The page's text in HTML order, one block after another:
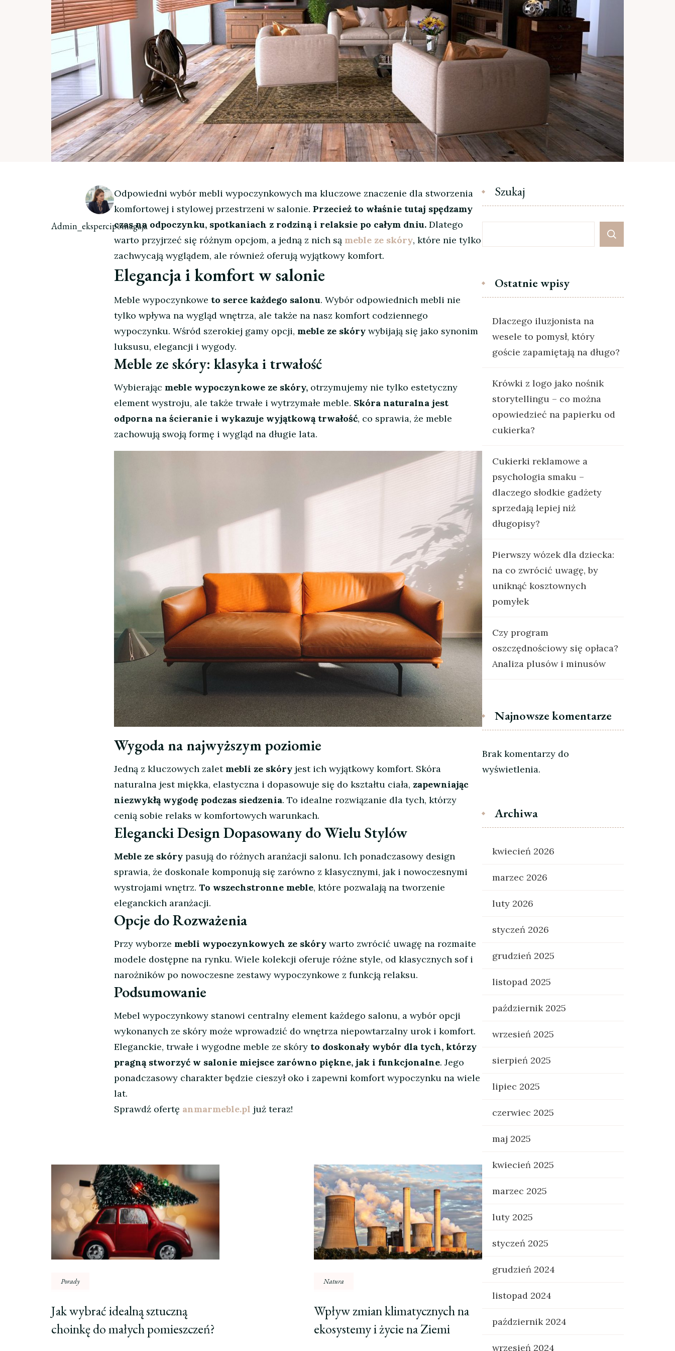
Admin_ekspercipomagaja
Odpowiedni wybór mebli wypoczynkowych ma kluczowe znaczenie dla stworzenia
komfortowej i stylowej przestrzeni w salonie. Przecież to właśnie tutaj spędzamy
czas na odpoczynku, spotkaniach z rodziną i relaksie po całym dniu. Dlatego
warto przyjrzeć się różnym opcjom, a jedną z nich są meble ze skóry, które nie tylko
zachwycają wyglądem, ale również oferują wyjątkowy komfort.
Elegancja i komfort w salonie
Meble wypoczynkowe to serce każdego salonu. Wybór odpowiednich mebli nie
tylko wpływa na wygląd wnętrza, ale także na nasz komfort codziennego
wypoczynku. Wśród szerokiej gamy opcji, meble ze skóry wybijają się jako synonim
luksusu, elegancji i wygody.
Meble ze skóry: klasyka i trwałość
Wybierając meble wypoczynkowe ze skóry, otrzymujemy nie tylko estetyczny
element wystroju, ale także trwałe i wytrzymałe meble. Skóra naturalna jest
odporna na ścieranie i wykazuje wyjątkową trwałość, co sprawia, że meble
zachowują swoją formę i wygląd na długie lata.
Wygoda na najwyższym poziomie
Jedną z kluczowych zalet mebli ze skóry jest ich wyjątkowy komfort. Skóra
naturalna jest miękka, elastyczna i dopasowuje się do kształtu ciała, zapewniając
niezwykłą wygodę podczas siedzenia. To idealne rozwiązanie dla tych, którzy
cenią sobie relaks w komfortowych warunkach.
Elegancki Design Dopasowany do Wielu Stylów
Meble ze skóry pasują do różnych aranżacji salonu. Ich ponadczasowy design
sprawia, że doskonale komponują się zarówno z klasycznymi, jak i nowoczesnymi
wystrojami wnętrz. To wszechstronne meble, które pozwalają na tworzenie
eleganckich aranżacji.
Opcje do Rozważenia
Przy wyborze mebli wypoczynkowych ze skóry warto zwrócić uwagę na rozmaite
modele dostępne na rynku. Wiele kolekcji oferuje różne style, od klasycznych sof i
narożników po nowoczesne zestawy wypoczynkowe z funkcją relaksu.
Podsumowanie
Mebel wypoczynkowy stanowi centralny element każdego salonu, a wybór opcji
wykonanych ze skóry może wprowadzić do wnętrza niepowtarzalny urok i komfort.
Eleganckie, trwałe i wygodne meble ze skóry to doskonały wybór dla tych, którzy
pragną stworzyć w salonie miejsce zarówno piękne, jak i funkcjonalne. Jego
ponadczasowy charakter będzie cieszył oko i zapewni komfort wypoczynku na wiele
lat.
Sprawdź ofertę anmarmeble.pl już teraz!
Nawigacja
wpisu
Porady
Jak wybrać idealną sztuczną
choinkę do małych pomieszczeń?
Natura
Wpływ zmian klimatycznych na
ekosystemy i życie na Ziemi
Szukaj
Ostatnie wpisy
Dlaczego iluzjonista na
wesele to pomysł, który
goście zapamiętają na długo?
Krówki z logo jako nośnik
storytellingu – co można
opowiedzieć na papierku od
cukierka?
Cukierki reklamowe a
psychologia smaku –
dlaczego słodkie gadżety
sprzedają lepiej niż
długopisy?
Pierwszy wózek dla dziecka:
na co zwrócić uwagę, by
uniknąć kosztownych
pomyłek
Czy program
oszczędnościowy się opłaca?
Analiza plusów i minusów
Najnowsze komentarze
Brak komentarzy do
wyświetlenia.
Archiwa
kwiecień 2026
marzec 2026
luty 2026
styczeń 2026
grudzień 2025
listopad 2025
październik 2025
wrzesień 2025
sierpień 2025
lipiec 2025
czerwiec 2025
maj 2025
kwiecień 2025
marzec 2025
luty 2025
styczeń 2025
grudzień 2024
listopad 2024
październik 2024
wrzesień 2024